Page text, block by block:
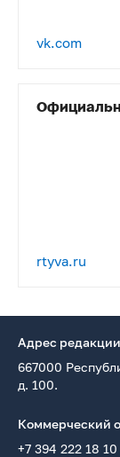
vk.com
rtyva.ru
Адрес редакции
667000
д. 100.
Коммерческий
+7 394 222 18 10